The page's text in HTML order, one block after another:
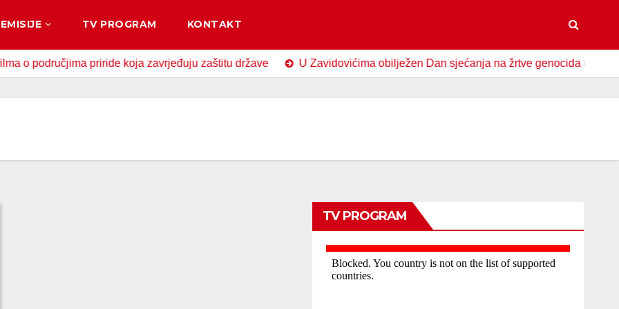
EMISIJE TV PROGRAM KONTAKT
priride koja zavrjeđuju zaštitu države U Zavidovićima obilježen Dan sjećanja na žrtve genocida u Srebrenici
TV PROGRAM